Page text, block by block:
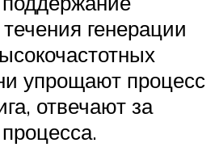
генерации
упрощают процесс
отвечают за